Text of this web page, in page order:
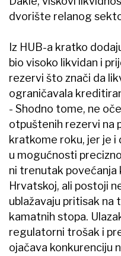
dvorište relanog
Iz HUB-a kratko
bio visoko likvidan i
rezervi što znači da
ograničavala
- Shodno tome, ne
otpuštenih rezervi na
kratkome roku, jer je i
u mogućnosti
ni trenutak povećanja
Hrvatskoj, ali postoji
ublažavaju pritisak na
kamatnih stopa.
regulatorni trošak i
ojačava konkurenciju